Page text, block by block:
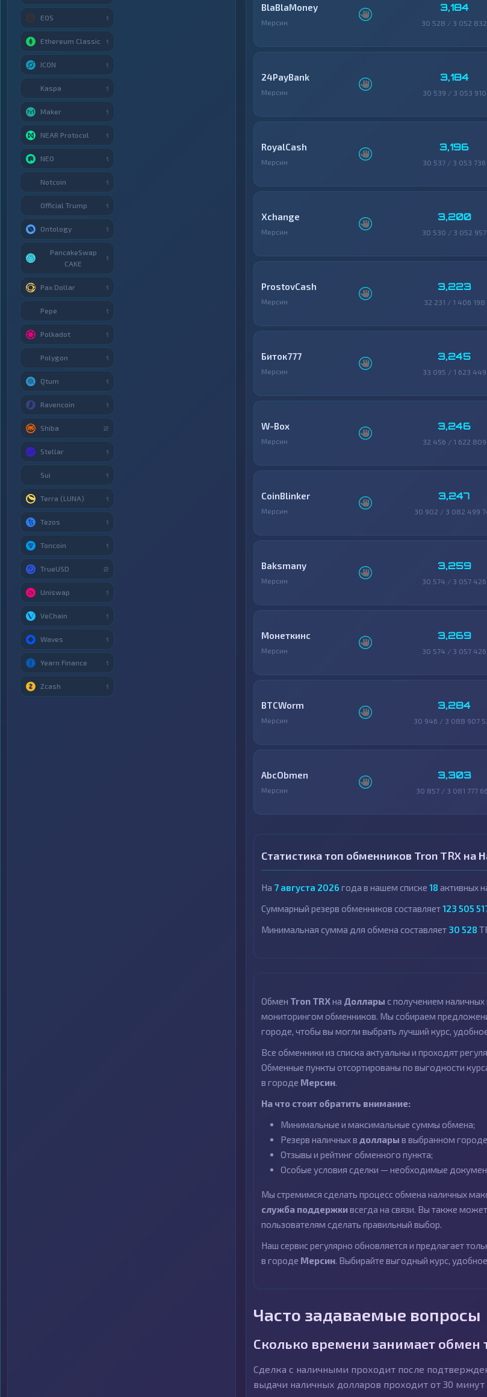
BlaBlaMoney
Мерсин
3,184
30 528 / 3 052 832
24PayBank
Мерсин
3,184
30 539 / 3 053 910
RoyalCash
Мерсин
3,196
30 537 / 3 053 736
Xchange
Мерсин
3,200
30 530 / 3 052 957
ProstovCash
Мерсин
3,223
32 231 / 1 406 198
Биток777
Мерсин
3,245
33 095 / 1 623 449
W-Box
Мерсин
3,246
32 456 / 1 622 809
CoinBlinker
Мерсин
3,247
30 902 / 3 082 499
Baksmany
Мерсин
3,259
30 574 / 3 057 426
Монеткинс
Мерсин
3,269
30 574 / 3 057 426
BTCWorm
Мерсин
3,284
30 946 / 3 088 907
AbcObmen
Мерсин
3,303
30 857 / 3 081 777
Статистика топ обменников Tron TRX на
На 7 августа 2026 года в нашем списке 18 активных
Суммарный резерв обменников составляет123 505
Минимальная сумма для обмена составляет 30 528
Обмен Tron TRXна Доллары с получением наличных
мониторингом обменников. Мы собираем
городе, чтобы вы могли выбрать лучший курс,
Все обменники из списка актуальны и проходят
Обменные пункты отсортированы по выгодности
в городе Мерсин.
На что стоит обратить внимание:
Минимальные и максимальные суммы обмена;
Резерв наличных в доллары в выбранном
Отзывы и рейтинг обменного пункта;
Особые условия сделки — необходимые
Мы стремимся сделать процесс обмена наличных
служба поддержкивсегда на связи. Вы также
пользователям сделать правильный выбор.
Наш сервис регулярно обновляется и предлагает
в городе Мерсин. Выбирайте выгодный курс,
Часто задаваемые вопросы
Сколько времени занимает
Сделка с наличными проходит после
выдачи наличных долларов проходит от 30
EOS 1
Ethereum Classic 1
ICON 1
Kaspa 1
Maker 1
NEAR Protocol 1
NEO 1
Notcoin 1
Official Trump 1
Ontology 1
PancakeSwap
CAKE
1
Pax Dollar 1
Pepe 1
Polkadot 1
Polygon 1
Qtum 1
Ravencoin 1
Shiba 2
Stellar 1
Sui 1
Terra (LUNA) 1
Tezos 1
Toncoin 1
TrueUSD 2
Uniswap 1
VeChain 1
Waves 1
Yearn Finance 1
Zcash 1